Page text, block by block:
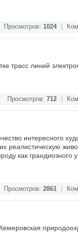
Просмотров: 1024
трасс линий
Просмотров: 712
интересного
реалистическую
как грандиозного
Просмотров: 2861